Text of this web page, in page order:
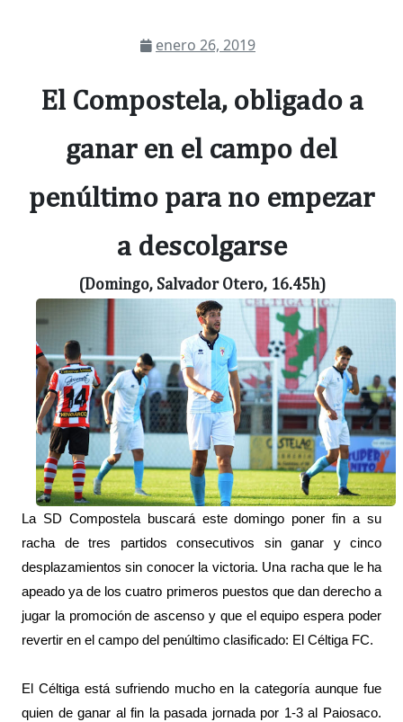
enero 26, 2019
El Compostela, obligado a
ganar en el campo del
penúltimo para no empezar
a descolgarse
(Domingo, Salvador Otero, 16.45h)
La SD Compostela buscará este domingo poner fin a su
racha de tres partidos consecutivos sin ganar y cinco
desplazamientos sin conocer la victoria. Una racha que le ha
apeado ya de los cuatro primeros puestos que dan derecho a
jugar la promoción de ascenso y que el equipo espera poder
revertir en el campo del penúltimo clasificado: El Céltiga FC.
El Céltiga está sufriendo mucho en la categoría aunque fue
quien de ganar al fin la pasada jornada por 1-3 al Paiosaco.